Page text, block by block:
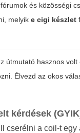
és közösségi
melyik e cigi készlet
útmutató hasznos
Élvezd az okos
kérdések
cserélni a coil-t